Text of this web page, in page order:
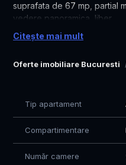
Oferte imobiliare Bucuresti
suprafata de 67 mp, partial
vedere panoramica, liber.
Apartamentul este pe firma
Pentru mai multe detalii
Program vizionari L-V 9-18
Vizionarea se face doar în
vizionare conform codului
pentru intelegere.
Citește mai mult
Tip apartament
Compartimentare
Număr camere